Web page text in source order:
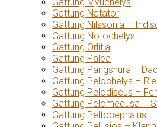
Gattung Natator
Gattung Nilssonia –
Gattung Notochelys
Gattung Orlitia
Gattung Palea
Gattung Pangshura –
Gattung Pelochelys –
Gattung Pelodiscus –
Gattung Pelomedusa –
Gattung Peltocephalus